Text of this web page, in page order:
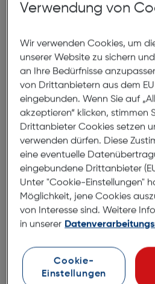
in den
120MB/s
€ 17,99
Verwendung von
Wir verwenden Cookies, um
unserer Website zu sichern
an Ihre Bedürfnisse
von Drittanbietern aus dem
eingebunden. Wenn Sie auf
akzeptieren“ klicken, stimmen
Drittanbieter Cookies setzen
verwenden dürfen. Diese
eine eventuelle
eingebundene Drittanbieter
Unter "Cookie-Einstellungen"
Möglichkeit, jene Cookies
von Interesse sind. Weitere
in unserer
Cookie-
Einstellungen